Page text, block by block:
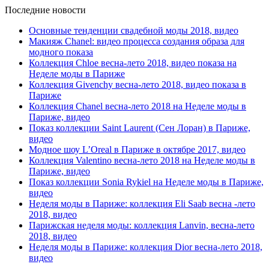
Последние новости
Основные тенденции свадебной моды 2018, видео
Макияж Chanel: видео процесса создания образа для
модного показа
Коллекция Chloe весна-лето 2018, видео показа на
Неделе моды в Париже
Коллекция Givenchy весна-лето 2018, видео показа в
Париже
Коллекция Chanel весна-лето 2018 на Неделе моды в
Париже, видео
Показ коллекции Saint Laurent (Сен Лоран) в Париже,
видео
Модное шоу L’Oreal в Париже в октябре 2017, видео
Коллекция Valentino весна-лето 2018 на Неделе моды в
Париже, видео
Показ коллекции Sonia Rykiel на Неделе моды в Париже,
видео
Неделя моды в Париже: коллекция Eli Saab весна -лето
2018, видео
Парижская неделя моды: коллекция Lanvin, весна-лето
2018, видео
Неделя моды в Париже: коллекция Dior весна-лето 2018,
видео